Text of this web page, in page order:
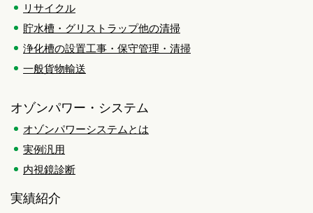
リサイクル
貯水槽・グリストラップ他の清掃
浄化槽の設置工事・保守管理・清掃
一般貨物輸送
オゾンパワー・システム
オゾンパワーシステムとは
実例汎用
内視鏡診断
実績紹介